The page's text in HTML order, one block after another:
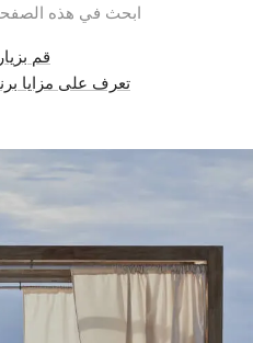
ابحث في هذه
قم
تعرف على مزايا